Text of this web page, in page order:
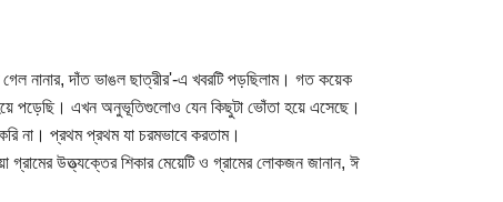
নানার, দাঁত ভাঙল ছাত্রীর'-এ খবরটি পড়ছিলাম। গত কয়েক
পড়েছি। এখন অনুভূতিগুলোও যেন কিছুটা ভোঁতা হয়ে এসেছে।
না। প্রথম প্রথম যা চরমভাবে করতাম।
গ্রামের উত্ত্যক্তের শিকার মেয়েটি ও গ্রামের লোকজন জানান, ঈ